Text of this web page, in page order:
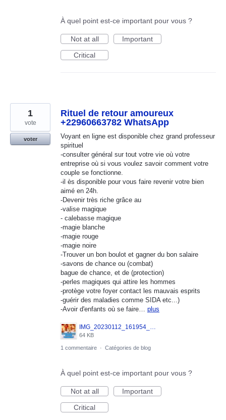
À quel point est-ce important pour vous ?
Not at all
Important
Critical
Rituel de retour amoureux
+22960663782 WhatsApp
Voyant en ligne est disponible chez grand professeur
spirituel
-consulter général sur tout votre vie où votre
entreprise où si vous voulez savoir comment votre
couple se fonctionne.
-il ès disponible pour vous faire revenir votre bien
aimé en 24h.
-Devenir très riche grâce au
-valise magique
- calebasse magique
-magie blanche
-magie rouge
-magie noire
-Trouver un bon boulot et gagner du bon salaire
-savons de chance ou (combat)
bague de chance, et de (protection)
-perles magiques qui attire les hommes
-protège votre foyer contact les mauvais esprits
-guérir des maladies comme SIDA etc...)
-Avoir d'enfants où se faire… plus
IMG_20230112_161954_019.jpg
64 KB
1
vote
voter
1 commentaire · Catégories de blog
À quel point est-ce important pour vous ?
Not at all
Important
Critical